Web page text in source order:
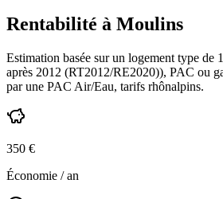
Rentabilité à Moulins
Estimation basée sur un logement type de
après 2012 (RT2012/RE2020)), PAC ou
par une PAC Air/Eau, tarifs rhônalpins.
350 €
Économie / an